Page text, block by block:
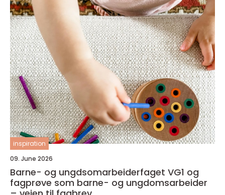
inspiration
09. June 2026
Barne- og ungdsomarbeiderfaget VG1 og
fagprøve som barne- og ungdomsarbeider